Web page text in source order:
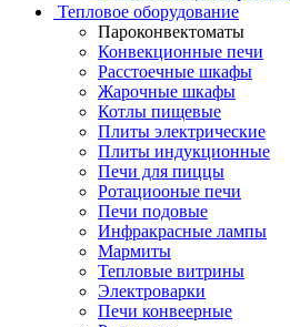
Тепловое оборудование
Пароконвектоматы
Конвекционные печи
Расстоечные шкафы
Жарочные шкафы
Котлы пищевые
Плиты электрические
Плиты индукционные
Печи для пиццы
Ротациооные печи
Печи подовые
Инфракрасные лампы
Мармиты
Тепловые витрины
Электроварки
Печи конвеерные